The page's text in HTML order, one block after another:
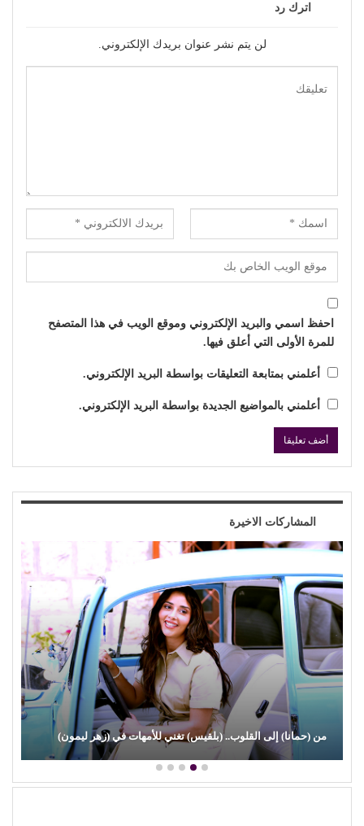
اترك رد
لن يتم نشر عنوان بريدك الإلكتروني.
احفظ اسمي والبريد الإلكتروني وموقع الويب في هذا المتصفح
للمرة الأولى التي أعلق فيها.
أعلمني بمتابعة التعليقات بواسطة البريد الإلكتروني.
أعلمني بالمواضيع الجديدة بواسطة البريد الإلكتروني.
المشاركات الاخيرة
(علي الألفي) يعود بقوة.. ويفاجئ جمهوره بـ (مش رايح الساحل)